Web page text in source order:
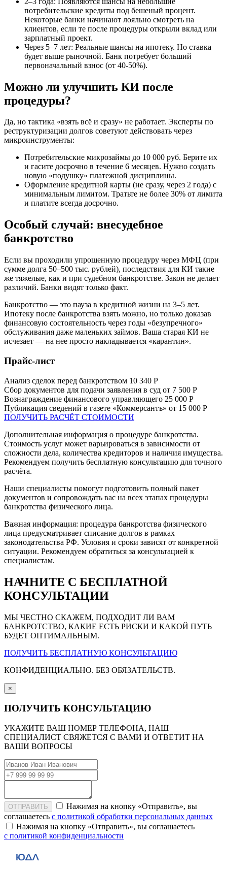
потребительские кредиты под бешеный процент.
Некоторые банки начинают лояльно смотреть на
клиентов, если те после процедуры открыли вклад или
зарплатный проект.
Через 5–7 лет: Реальные шансы на ипотеку. Но ставка
будет выше рыночной. Банк потребует больший
первоначальный взнос (от 40-50%).
Можно ли улучшить КИ после
процедуры?
Да, но тактика «взять всё и сразу» не работает. Эксперты по
реструктуризации долгов советуют действовать через
микроинструменты:
Потребительские микрозаймы до 10 000 руб. Берите их
и гасите досрочно в течение 6 месяцев. Нужно создать
новую «подушку» платежной дисциплины.
Оформление кредитной карты (не сразу, через 2 года) с
минимальным лимитом. Тратьте не более 30% от лимита
и платите всегда досрочно.
Особый случай: внесудебное
банкротство
Если вы проходили упрощенную процедуру через МФЦ (при
сумме долга 50–500 тыс. рублей), последствия для КИ такие
же тяжелые, как и при судебном банкротстве. Закон не делает
различий. Банки видят только факт.
Банкротство — это пауза в кредитной жизни на 3–5 лет.
Ипотеку после банкротства взять можно, но только доказав
финансовую состоятельность через годы «безупречного»
обслуживания даже маленьких займов. Ваша старая КИ не
исчезает — на нее просто накладывается «карантин».
Прайс-лист
Анализ сделок перед банкротством 10 340 Р
Сбор документов для подачи заявления в суд от 7 500 Р
Вознаграждение финансового управляющего 25 000 Р
Публикация сведений в газете «Коммерсантъ» от 15 000 Р
ПОЛУЧИТЬ РАСЧЁТ СТОИМОСТИ
Дополнительная информация о процедуре банкротства.
Стоимость услуг может варьироваться в зависимости от
сложности дела, количества кредиторов и наличия имущества.
Рекомендуем получить бесплатную консультацию для точного
расчёта.
Наши специалисты помогут подготовить полный пакет
документов и сопровождать вас на всех этапах процедуры
банкротства физического лица.
Важная информация: процедура банкротства физического
лица предусматривает списание долгов в рамках
законодательства РФ. Условия и сроки зависят от конкретной
ситуации. Рекомендуем обратиться за консультацией к
специалистам.
НАЧНИТЕ С БЕСПЛАТНОЙ
КОНСУЛЬТАЦИИ
МЫ ЧЕСТНО СКАЖЕМ, ПОДХОДИТ ЛИ ВАМ
БАНКРОТСТВО, КАКИЕ ЕСТЬ РИСКИ И КАКОЙ ПУТЬ
БУДЕТ ОПТИМАЛЬНЫМ.
ПОЛУЧИТЬ БЕСПЛАТНУЮ КОНСУЛЬТАЦИЮ
КОНФИДЕНЦИАЛЬНО. БЕЗ ОБЯЗАТЕЛЬСТВ.
×
ПОЛУЧИТЬ КОНСУЛЬТАЦИЮ
УКАЖИТЕ ВАШ НОМЕР ТЕЛЕФОНА, НАШ
СПЕЦИАЛИСТ СВЯЖЕТСЯ С ВАМИ И ОТВЕТИТ НА
ВАШИ ВОПРОСЫ
ОТПРАВИТЬ
Нажимая на кнопку «Отправить», вы
соглашаетесь с политикой обработки персональных данных
Нажимая на кнопку «Отправить», вы соглашаетесь
с политикой конфиденциальности